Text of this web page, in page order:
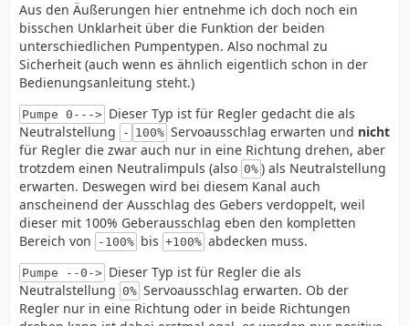
Aus den Äußerungen hier entnehme ich doch noch ein
bisschen Unklarheit über die Funktion der beiden
unterschiedlichen Pumpentypen. Also nochmal zu
Sicherheit (auch wenn es ähnlich eigentlich schon in der
Bedienungsanleitung steht.)
Pumpe 0---> Dieser Typ ist für Regler gedacht die als
Neutralstellung
- 100% Servoausschlag erwarten und nicht
für Regler die zwar auch nur in eine Richtung drehen, aber
trotzdem einen Neutralimpuls (also 0% ) als Neutralstellung
erwarten. Deswegen wird bei diesem Kanal auch
anscheinend der Ausschlag des Gebers verdoppelt, weil
dieser mit 100% Geberausschlag eben den kompletten
Bereich von
-100% bis +100% abdecken muss.
Pumpe --0-> Dieser Typ ist für Regler die als
Neutralstellung 0% Servoausschlag erwarten. Ob der
Regler nur in eine Richtung oder in beide Richtungen